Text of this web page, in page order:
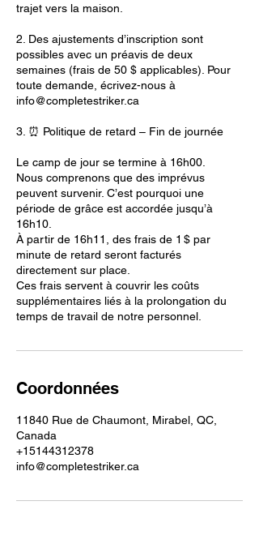
trajet vers la maison.
2. Des ajustements d’inscription sont
possibles avec un préavis de deux
semaines (frais de 50 $ applicables). Pour
toute demande, écrivez-nous à
info@completestriker.ca
3. ⏰ Politique de retard – Fin de journée
Le camp de jour se termine à 16h00.
Nous comprenons que des imprévus
peuvent survenir. C’est pourquoi une
période de grâce est accordée jusqu’à
16h10.
À partir de 16h11, des frais de 1 $ par
minute de retard seront facturés
directement sur place.
Ces frais servent à couvrir les coûts
supplémentaires liés à la prolongation du
temps de travail de notre personnel.
Coordonnées
11840 Rue de Chaumont, Mirabel, QC,
Canada
+15144312378
info@completestriker.ca